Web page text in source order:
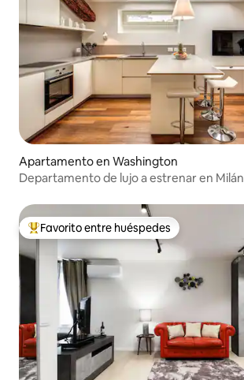
Apartamento en Washington
Departamento de lujo a estrenar en Milán
Favorito entre huéspedes preferido
Favorito entre huéspedes